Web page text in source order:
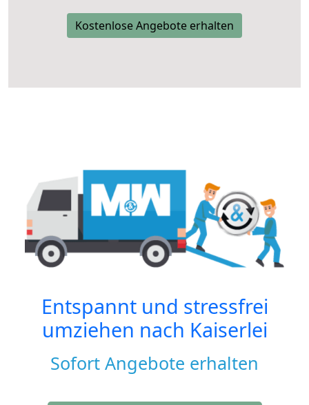
Kostenlose Angebote erhalten
Entspannt und stressfrei
umziehen nach Kaiserlei
Sofort Angebote erhalten